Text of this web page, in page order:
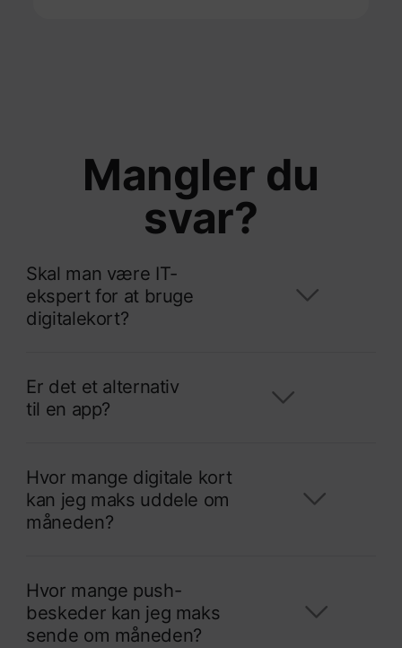
Mangler du
svar?
Skal man være IT-
ekspert for at bruge
digitalekort?
Er det et alternativ
til en app?
Hvor mange digitale kort
kan jeg maks uddele om
måneden?
Hvor mange push-
beskeder kan jeg maks
sende om måneden?